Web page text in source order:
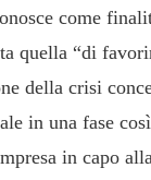
come
quella “di
della crisi
in una fase
in capo